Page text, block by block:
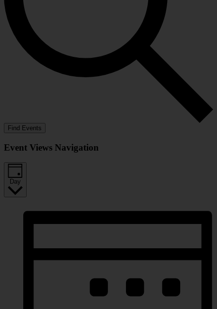
Find Events
Event Views Navigation
Day